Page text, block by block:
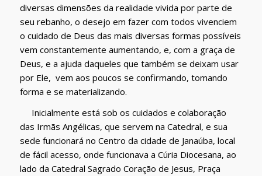
diversas dimensões da realidade vivida por parte de
seu rebanho, o desejo em fazer com todos vivenciem
o cuidado de Deus das mais diversas formas possíveis
vem constantemente aumentando, e, com a graça de
Deus, e a ajuda daqueles que também se deixam usar
por Ele, vem aos poucos se confirmando, tomando
forma e se materializando.
Inicialmente está sob os cuidados e colaboração
das Irmãs Angélicas, que servem na Catedral, e sua
sede funcionará no Centro da cidade de Janaúba, local
de fácil acesso, onde funcionava a Cúria Diocesana, ao
lado da Catedral Sagrado Coração de Jesus, Praça